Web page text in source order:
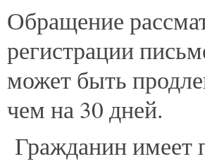
Обращение
регистрации
может быть
чем на 30 дней.
Гражданин имеет